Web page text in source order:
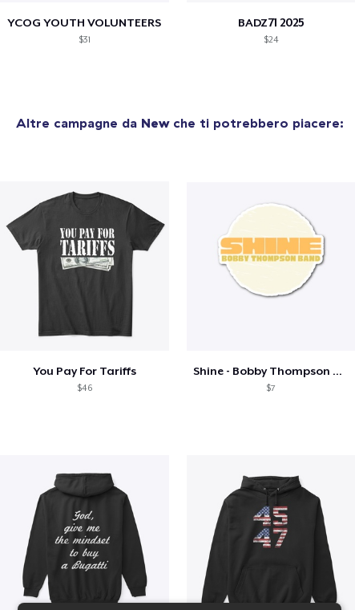
YCOG YOUTH VOLUNTEERS
$31
BADZ71 2025
$24
Altre campagne da Newche ti potrebbero piacere:
You Pay For Tariffs
$46
Shine - Bobby Thompson Band Merch
$7